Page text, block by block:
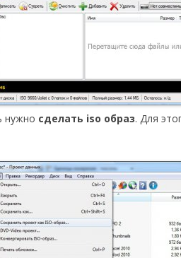
нужно сделать iso образ. Для